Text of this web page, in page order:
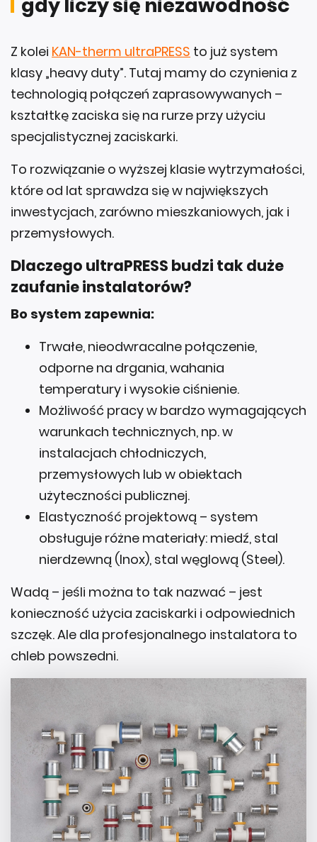
klasy „heavy duty”. Tutaj mamy do czynienia z
technologią połączeń zaprasowywanych –
kształtkę zaciska się na rurze przy użyciu
specjalistycznej zaciskarki.
To rozwiązanie o wyższej klasie wytrzymałości,
które od lat sprawdza się w największych
inwestycjach, zarówno mieszkaniowych, jak i
przemysłowych.
Dlaczego ultraPRESS budzi tak duże
zaufanie instalatorów?
Bo system zapewnia:
Trwałe, nieodwracalne połączenie,
odporne na drgania, wahania
temperatury i wysokie ciśnienie.
Możliwość pracy w bardzo wymagających
warunkach technicznych, np. w
instalacjach chłodniczych,
przemysłowych lub w obiektach
użyteczności publicznej.
Elastyczność projektową – system
obsługuje różne materiały: miedź, stal
nierdzewną (Inox), stal węglową (Steel).
Wadą – jeśli można to tak nazwać – jest
konieczność użycia zaciskarki i odpowiednich
szczęk. Ale dla profesjonalnego instalatora to
chleb powszedni.